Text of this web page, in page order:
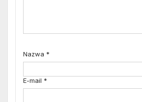
Nazwa *
E-mail *